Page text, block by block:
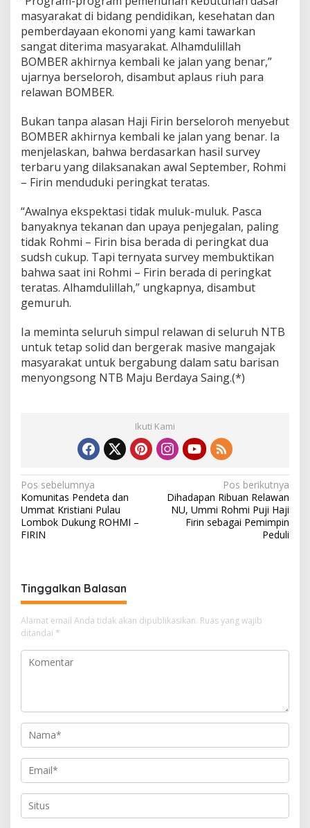
i
n
masyarakat di bidang pendidikan, kesehatan dan
pemberdayaan ekonomi yang kami tawarkan
sangat diterima masyarakat. Alhamdulillah
BOMBER akhirnya kembali ke jalan yang benar,”
ujarnya berseloroh, disambut aplaus riuh para
relawan BOMBER.
Bukan tanpa alasan Haji Firin berseloroh menyebut
BOMBER akhirnya kembali ke jalan yang benar. Ia
menjelaskan, bahwa berdasarkan hasil survey
terbaru yang dilaksanakan awal September, Rohmi
– Firin menduduki peringkat teratas.
“Awalnya ekspektasi tidak muluk-muluk. Pasca
banyaknya tekanan dan upaya penjegalan, paling
tidak Rohmi – Firin bisa berada di peringkat dua
sudsh cukup. Tapi ternyata survey membuktikan
bahwa saat ini Rohmi – Firin berada di peringkat
teratas. Alhamdulillah,” ungkapnya, disambut
gemuruh.
Ia meminta seluruh simpul relawan di seluruh NTB
untuk tetap solid dan bergerak masive mangajak
masyarakat untuk bergabung dalam satu barisan
menyongsong NTB Maju Berdaya Saing.(*)
Ikuti Kami
N
a
v
i
a
s
i
p
o
Pos sebelumnya
Komunitas Pendeta dan
Ummat Kristiani Pulau
Lombok Dukung ROHMI –
FIRIN
Pos berikutnya
Dihadapan Ribuan Relawan
NU, Ummi Rohmi Puji Haji
Firin sebagai Pemimpin
Peduli
Tinggalkan Balasan
Alamat email Anda tidak akan dipublikasikan. Ruas yang wajib
ditandai *